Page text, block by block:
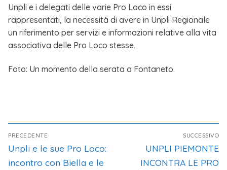
Unpli e i delegati delle varie Pro Loco in essi
rappresentati, la necessità di avere in Unpli Regionale
un riferimento per servizi e informazioni relative alla vita
associativa delle Pro Loco stesse.
Foto: Un momento della serata a Fontaneto.
PRECEDENTE
Unpli e le sue Pro Loco:
incontro con Biella e le
SUCCESSIVO
UNPLI PIEMONTE
INCONTRA LE PRO